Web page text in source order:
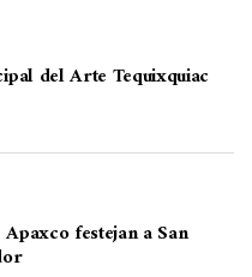
del Arte Tequixquiac
festejan a San